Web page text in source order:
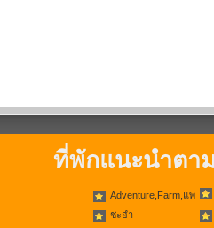
ที่พักแนะนำตา
Adventure,Farm,แพ
ชะอำ